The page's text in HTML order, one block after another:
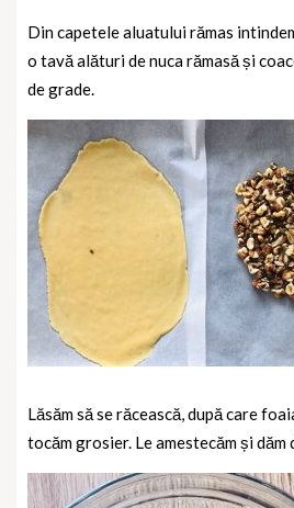
Din capetele aluatului rămas
o tavă alături de nuca rămasă și
de grade.
Lăsăm să se răcească, după care
tocăm grosier. Le amestecăm și dăm